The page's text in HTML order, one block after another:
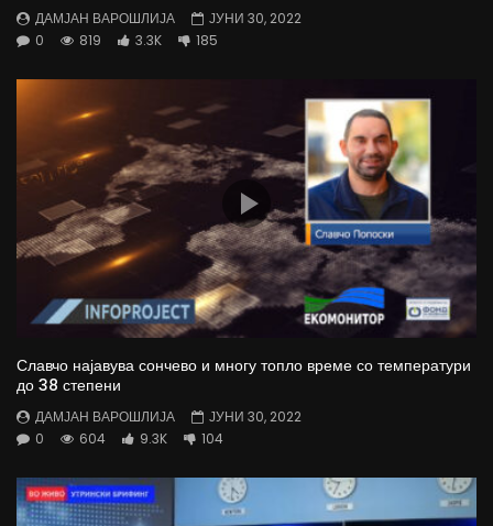
ДАМЈАН ВАРОШЛИЈА
ЈУНИ 30, 2022
0
819 3.3K 185
Славчо најавува сончево и многу топло време со температури
до 38 степени
ДАМЈАН ВАРОШЛИЈА
ЈУНИ 30, 2022
0
604 9.3K 104